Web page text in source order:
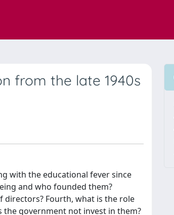
from the late 1940s
with the educational fever since
and who founded them?
directors? Fourth, what is the role
the government not invest in them?